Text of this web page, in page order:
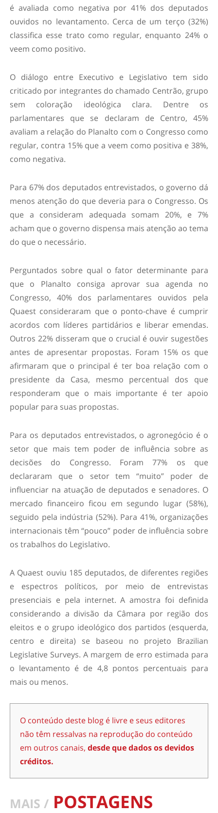
é avaliada como negativa por 41% dos deputados
ouvidos no levantamento. Cerca de um terço (32%)
classifica esse trato como regular, enquanto 24% o
veem como positivo.
O diálogo entre Executivo e Legislativo tem sido
criticado por integrantes do chamado Centrão, grupo
sem coloração ideológica clara. Dentre os
parlamentares que se declaram de Centro, 45%
avaliam a relação do Planalto com o Congresso como
regular, contra 15% que a veem como positiva e 38%,
como negativa.
Para 67% dos deputados entrevistados, o governo dá
menos atenção do que deveria para o Congresso. Os
que a consideram adequada somam 20%, e 7%
acham que o governo dispensa mais atenção ao tema
do que o necessário.
Perguntados sobre qual o fator determinante para
que o Planalto consiga aprovar sua agenda no
Congresso, 40% dos parlamentares ouvidos pela
Quaest consideraram que o ponto-chave é cumprir
acordos com líderes partidários e liberar emendas.
Outros 22% disseram que o crucial é ouvir sugestões
antes de apresentar propostas. Foram 15% os que
afirmaram que o principal é ter boa relação com o
presidente da Casa, mesmo percentual dos que
responderam que o mais importante é ter apoio
popular para suas propostas.
Para os deputados entrevistados, o agronegócio é o
setor que mais tem poder de influência sobre as
decisões do Congresso. Foram 77% os que
declararam que o setor tem “muito” poder de
influenciar na atuação de deputados e senadores. O
mercado financeiro ficou em segundo lugar (58%),
seguido pela indústria (52%). Para 41%, organizações
internacionais têm “pouco” poder de influência sobre
os trabalhos do Legislativo.
A Quaest ouviu 185 deputados, de diferentes regiões
e espectros políticos, por meio de entrevistas
presenciais e pela internet. A amostra foi definida
considerando a divisão da Câmara por região dos
eleitos e o grupo ideológico dos partidos (esquerda,
centro e direita) se baseou no projeto Brazilian
Legislative Surveys. A margem de erro estimada para
o levantamento é de 4,8 pontos percentuais para
mais ou menos.
O conteúdo deste blog é livre e seus editores
não têm ressalvas na reprodução do conteúdo
em outros canais, desde que dados os devidos
créditos.
MAIS / POSTAGENS